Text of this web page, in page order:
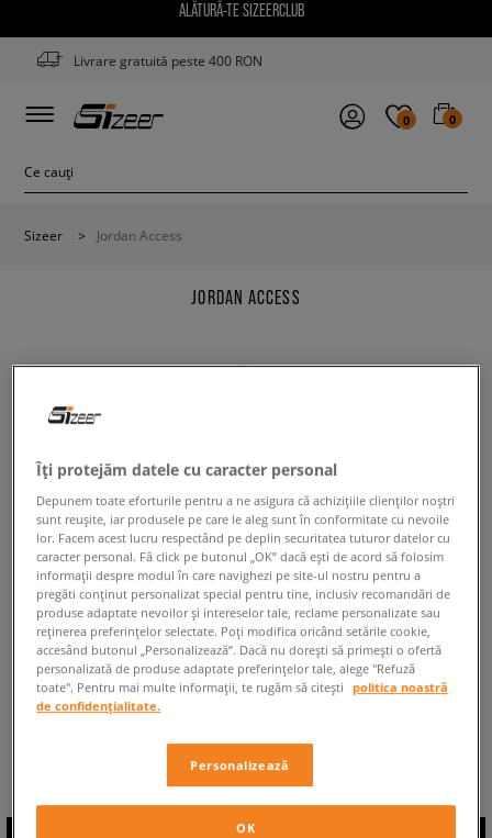
ALĂTURĂ-TE SIZEERCLUB
Livrare gratuită peste 400 RON
0 0
Sizeer > Jordan Access
JORDAN ACCESS
puține filtre.
ÎNAPOI LA MAGAZIN
◾️ Sunt0produse din categoriaJordan Access◾️◾️◾️
Înapoi la:
Îți protejăm datele cu caracter personal
Depunem toate eforturile pentru a ne asigura că achizițiile clienților noștri
sunt reușite, iar produsele pe care le aleg sunt în conformitate cu nevoile
lor. Facem acest lucru respectând pe deplin securitatea tuturor datelor cu
caracter personal. Fă click pe butonul „OK” dacă ești de acord să folosim
informații despre modul în care navighezi pe site-ul nostru pentru a
pregăti conținut personalizat special pentru tine, inclusiv recomandări de
produse adaptate nevoilor și intereselor tale, reclame personalizate sau
reținerea preferințelor selectate. Poți modifica oricând setările cookie,
accesând butonul „Personalizează”. Dacă nu dorești să primești o ofertă
personalizată de produse adaptate preferințelor tale, alege "Refuză
toate". Pentru mai multe informații, te rugăm să citești
politica noastră
de confidențialitate.
Personalizează
OK